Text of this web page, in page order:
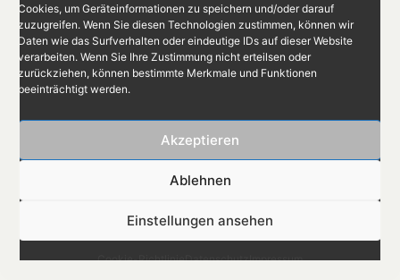
Cookies, um Geräteinformationen zu speichern und/oder darauf
zuzugreifen. Wenn Sie diesen Technologien zustimmen, können wir
Daten wie das Surfverhalten oder eindeutige IDs auf dieser Website
verarbeiten. Wenn Sie Ihre Zustimmung nicht erteilsen oder
zurückziehen, können bestimmte Merkmale und Funktionen
beeinträchtigt werden.
Akzeptieren
Ablehnen
Einstellungen ansehen
Cookie-RichtlinieDatenschutzImpressum
© kuntz 2025
Impressum